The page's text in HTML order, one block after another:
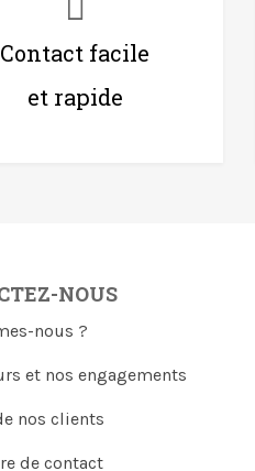
Contact facile
et rapide
NOUS
nous ?
et nos engagements
nos clients
de contact